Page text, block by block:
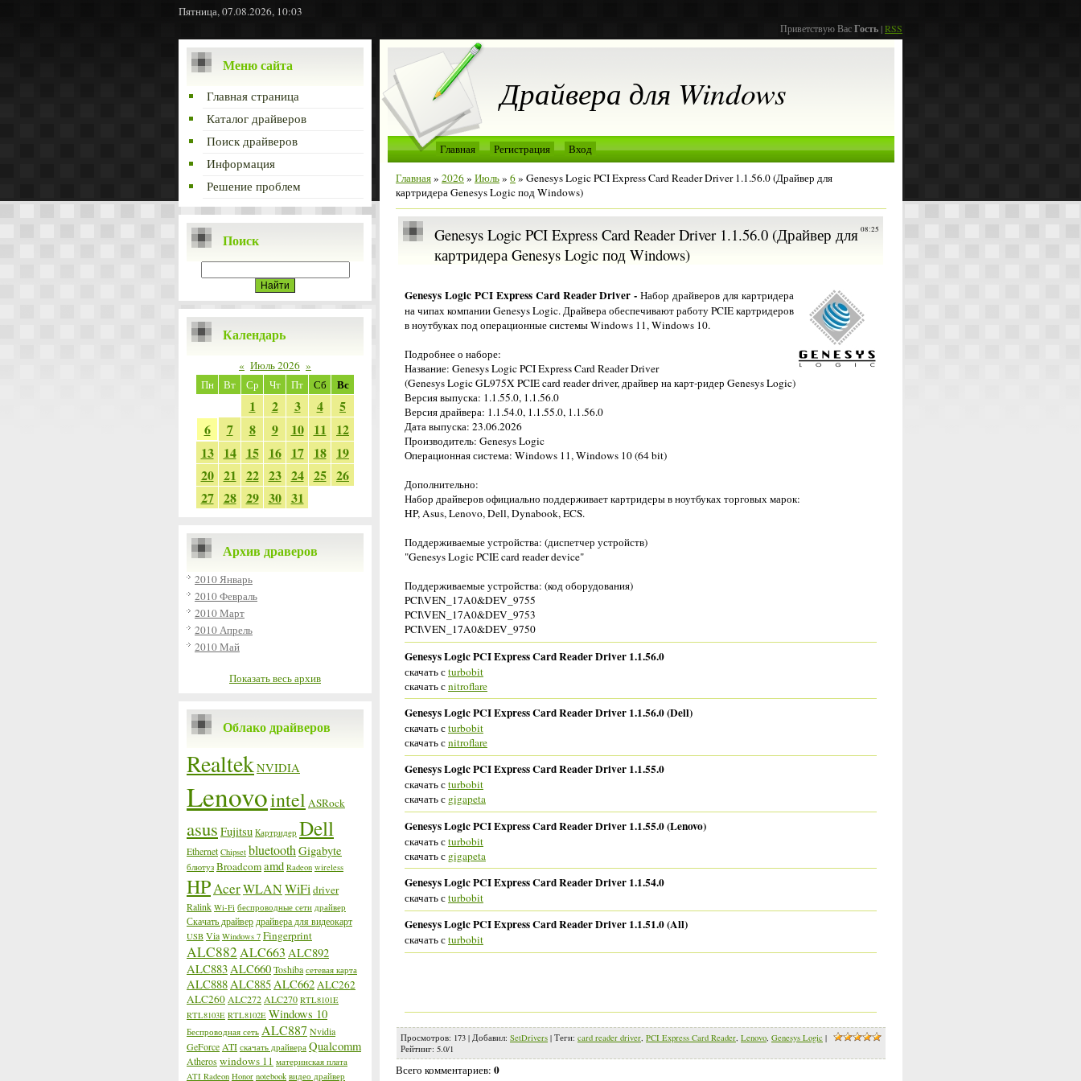
Пятница, 07.08.2026, 10:03
Приветствую ВасГость|RSS
Меню сайта
Главная страница
Каталог драйверов
Поиск драйверов
Информация
Решение проблем
Поиск
Календарь
« Июль 2026 »
Пн
Вт Ср Чт Пт Сб Вс
1 2 3 4
5
6
7 8 9 10 11
12
13 14 15 16 17 18 19
20 21 22 23 24 25 26
27 28 29 30 31
Архив драверов
2010 Январь
2010 Февраль
2010 Март
2010 Апрель
2010 Май
Показать весь архив
Облако драйверов
RealtekNVIDIA
Lenovointel ASRock
asus Fujitsu Картридер Dell
Ethernet Chipset bluetooth Gigabyte
блютуз Broadcomamd Radeon wireless
HPAcerWLANWiFi driver
Ralink Wi-Fi беспроводные сети драйвер
Скачать драйвер драйвера для видеокарт
USB Via Windows 7 Fingerprint
ALC882 ALC663 ALC892
ALC883ALC660Toshiba сетевая карта
ALC888ALC885ALC662ALC262
ALC260 ALC272 ALC270 RTL8101E
RTL8103E RTL8102E Windows 10
Беспроводная сеть ALC887 Nvidia
GeForce ATI скачать драйвера Qualcomm
Atheroswindows 11 материнская плата
ATI Radeon Honor notebook видео драйвер
Драйвера для Windows
Главная Регистрация
Вход
Главная» 2026» Июль» 6» Genesys Logic PCI Express Card Reader Driver 1.1.56.0 (Драйвер для
картридера Genesys Logic под Windows)
08:25
Genesys Logic PCI Express Card Reader Driver 1.1.56.0 (Драйвер для
картридера Genesys Logic под Windows)
Genesys Logic PCI Express Card Reader Driver -Набор драйверов для картридера
на чипах компании Genesys Logic. Драйвера обеспечивают работу PCIE картридеров
в ноутбуках под операционные системы Windows 11, Windows 10.
Подробнее о наборе:
Название: Genesys Logic PCI Express Card Reader Driver
(Genesys Logic GL975X PCIE card reader driver, драйвер на карт-ридер Genesys Logic)
Версия выпуска: 1.1.55.0, 1.1.56.0
Версия драйвера: 1.1.54.0, 1.1.55.0, 1.1.56.0
Дата выпуска: 23.06.2026
Производитель: Genesys Logic
Операционная система: Windows 11, Windows 10 (64 bit)
Дополнительно:
Набор драйверов официально поддерживает картридеры в ноутбуках торговых марок:
HP, Asus, Lenovo, Dell, Dynabook, ECS.
Поддерживаемые устройства: (диспетчер устройств)
"Genesys Logic PCIE card reader device"
Поддерживаемые устройства: (код оборудования)
PCI\VEN_17A0&DEV_9755
PCI\VEN_17A0&DEV_9753
PCI\VEN_17A0&DEV_9750
Genesys Logic PCI Express Card Reader Driver 1.1.56.0
скачать сturbobit
скачать сnitroflare
Genesys Logic PCI Express Card Reader Driver 1.1.56.0 (Dell)
скачать сturbobit
скачать сnitroflare
Genesys Logic PCI Express Card Reader Driver 1.1.55.0
скачать сturbobit
скачать с gigapeta
Genesys Logic PCI Express Card Reader Driver 1.1.55.0 (Lenovo)
скачать сturbobit
скачать с gigapeta
Genesys Logic PCI Express Card Reader Driver 1.1.54.0
скачать сturbobit
Genesys Logic PCI Express Card Reader Driver 1.1.51.0 (All)
скачать сturbobit
Просмотров: 173 | Добавил: SetDrivers | Теги: card reader driver, PCI Express Card Reader, Lenovo, Genesys Logic |
Рейтинг: 5.0/1
Всего комментариев: 0